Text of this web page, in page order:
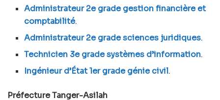
Administrateur 2e grade gestion financière et
comptabilité.
Administrateur 2e grade sciences juridiques.
Technicien 3e grade systèmes d’information.
Ingénieur d’État 1er grade génie civil.
Préfecture Tanger-Asilah